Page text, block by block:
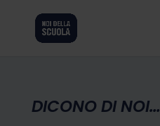
DICONO DI NOI…